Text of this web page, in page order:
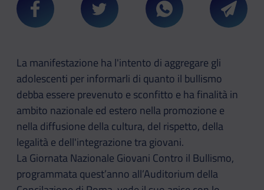
Condividi su FacebookCondividi su TwitterCondividi su
La manifestazione ha l'intento di aggregare gli
adolescenti per informarli di quanto il bullismo
debba essere prevenuto e sconfitto e ha finalità in
ambito nazionale ed estero nella promozione e
nella diffusione della cultura, del rispetto, della
legalità e dell'integrazione tra giovani.
La Giornata Nazionale Giovani Contro il Bullismo,
programmata quest’anno all’Auditorium della